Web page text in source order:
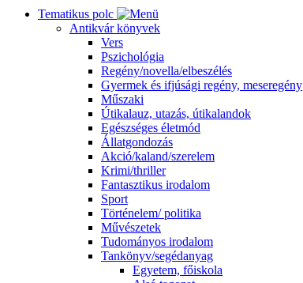
Tematikus polc
Antikvár könyvek
Vers
Pszichológia
Regény/novella/elbeszélés
Gyermek és ifjúsági regény, meseregény
Műszaki
Útikalauz, utazás, útikalandok
Egészséges életmód
Állatgondozás
Akció/kaland/szerelem
Krimi/thriller
Fantasztikus irodalom
Sport
Történelem/ politika
Művészetek
Tudományos irodalom
Tankönyv/segédanyag
Egyetem, főiskola